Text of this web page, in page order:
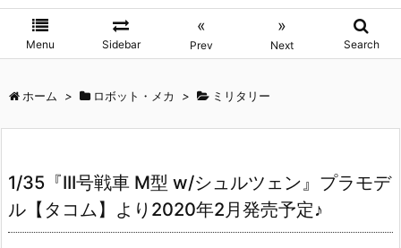
Menu Sidebar
«
Prev
»
Next Search
ホーム > ロボット・メカ > ミリタリー
1/35『III号戦車 M型 w/シュルツェン』プラモデ
ル【タコム】より2020年2月発売予定♪